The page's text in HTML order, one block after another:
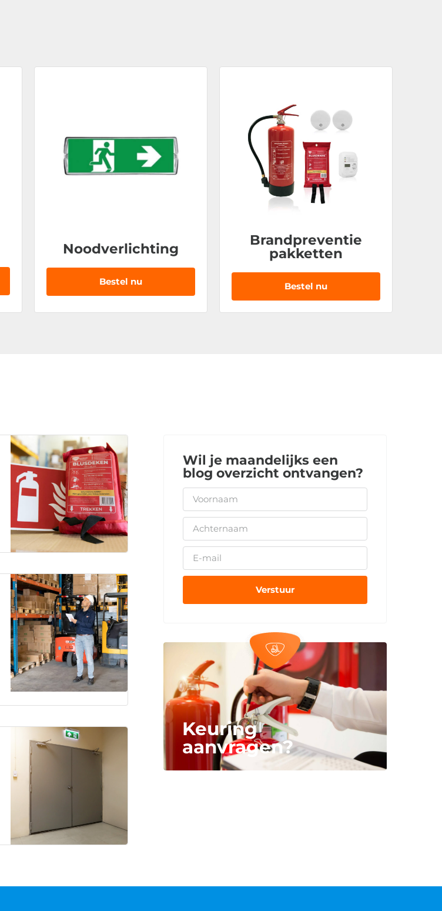
Noodverlichting
Bestel nu
Brandpreventie
pakketten
Bestel nu
Wil je maandelijks een
blog overzicht ontvangen?
Verstuur
Keuring
aanvragen?